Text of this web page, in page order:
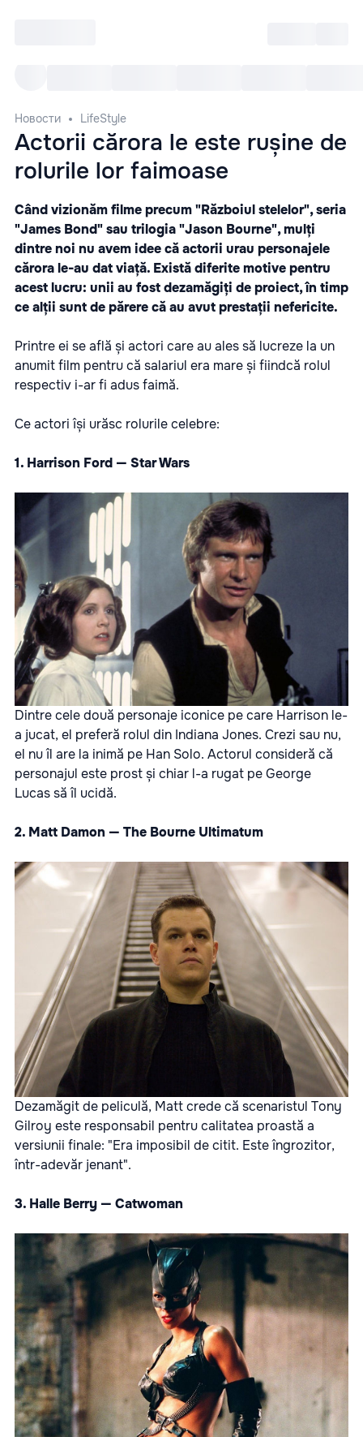
Новости LifeStyle
Actorii cărora le este rușine de
rolurile lor faimoase
Când vizionăm filme precum "Războiul stelelor", seria
"James Bond" sau trilogia "Jason Bourne", mulți
dintre noi nu avem idee că actorii urau personajele
cărora le-au dat viață. Există diferite motive pentru
acest lucru: unii au fost dezamăgiți de proiect, în timp
ce alții sunt de părere că au avut prestații nefericite.
Printre ei se află și actori care au ales să lucreze la un
anumit film pentru că salariul era mare și fiindcă rolul
respectiv i-ar fi adus faimă.
Ce actori își urăsc rolurile celebre:
1. Harrison Ford — Star Wars
Dintre cele două personaje iconice pe care Harrison le-
a jucat, el preferă rolul din Indiana Jones. Crezi sau nu,
el nu îl are la inimă pe Han Solo. Actorul consideră că
personajul este prost și chiar l-a rugat pe George
Lucas să îl ucidă.
2. Matt Damon — The Bourne Ultimatum
Dezamăgit de peliculă, Matt crede că scenaristul Tony
Gilroy este responsabil pentru calitatea proastă a
versiunii finale: "Era imposibil de citit. Este îngrozitor,
într-adevăr jenant".
3. Halle Berry — Catwoman